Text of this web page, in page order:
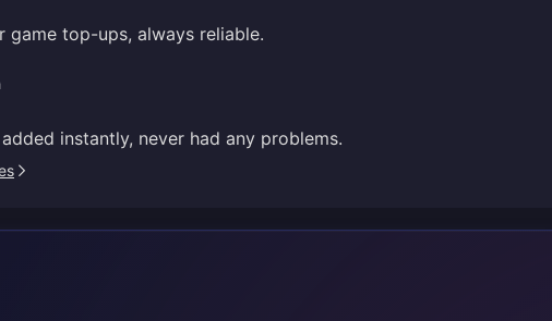
game top-ups, always reliable.
instantly, never had any problems.